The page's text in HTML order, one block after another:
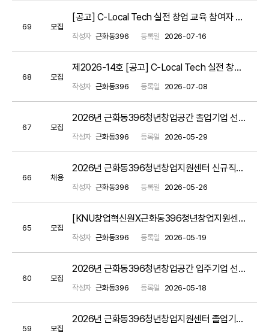
69 모집
[공고] C-Local Tech 실전 창업 교육 참여자 모집 공고(기간연장)
작성자 근화동396 등록일 2026-07-16
68 모집
제2026-14호 [공고] C-Local Tech 실전 창업 교육 참여자 모집 공고
작성자 근화동396 등록일 2026-07-08
67 모집
2026년 근화동396청년창업공간 졸업기업 선택형 맞춤형 지원 프로그램 서류평가 결과 공고
작성자 근화동396 등록일 2026-05-29
66 채용
2026년 근화동396청년창업지원센터 신규직원 채용공고
작성자 근화동396 등록일 2026-05-26
65 모집
[KNU창업혁신원X근화동396청년창업지원센터] 2026년 근화동396 창업동아리 경진대회
작성자 근화동396 등록일 2026-05-19
60 모집
2026년 근화동396청년창업공간 입주기업 선택형 맞춤형 지원 프로그램 서류평가 결과 공고
작성자 근화동396 등록일 2026-05-18
59 모집
2026년 근화동396청년창업지원센터 졸업기업 선택형 맞춤형 지원 프로그램 / 공동 매뉴얼 참고